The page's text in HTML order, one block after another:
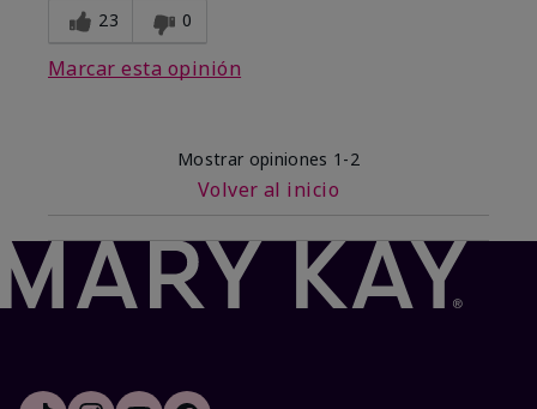
23 0
Marcar esta opinión
Mostrar opiniones 1-2
Volver al inicio